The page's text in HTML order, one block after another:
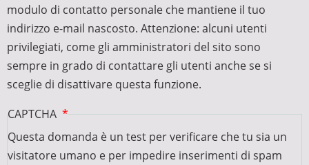
modulo di contatto personale che mantiene il tuo
indirizzo e-mail nascosto. Attenzione: alcuni utenti
privilegiati, come gli amministratori del sito sono
sempre in grado di contattare gli utenti anche se si
sceglie di disattivare questa funzione.
CAPTCHA
Questa domanda è un test per verificare che tu sia un
visitatore umano e per impedire inserimenti di spam